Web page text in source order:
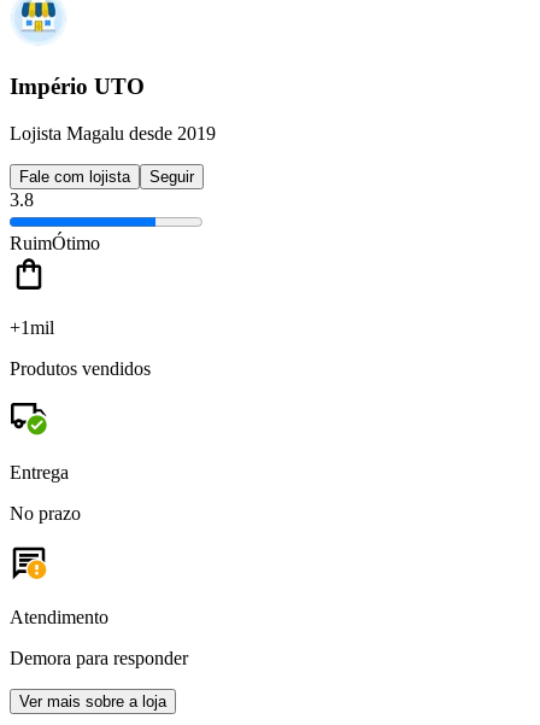
Império UTO
Lojista Magalu desde 2019
Fale com lojista Seguir
3.8
RuimÓtimo
+1mil
Produtos vendidos
Entrega
No prazo
Atendimento
Demora para responder
Ver mais sobre a loja